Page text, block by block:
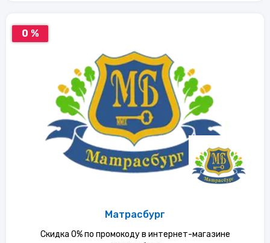
0 %
Матрасбург
Скидка 0% по промокоду в интернет-магазине